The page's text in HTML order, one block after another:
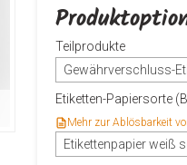
Teilprodukte
Gewährverschluss-
Etiketten-Papiersorte
Mehr zur Ablösbarkeit
Etikettenpapier weiß